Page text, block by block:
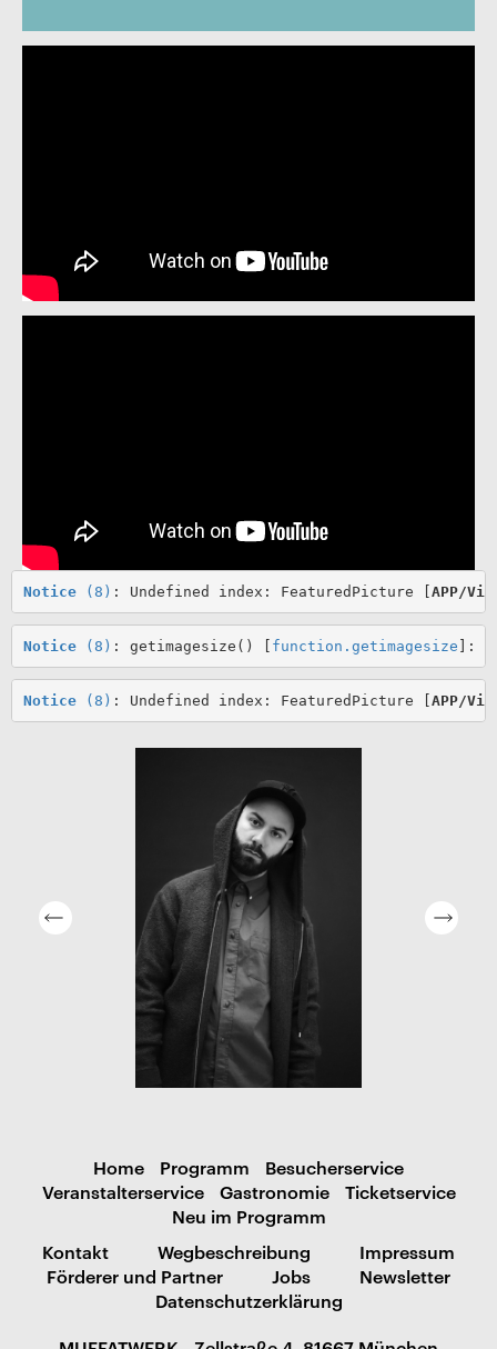
Notice (8) : Undefined index: FeaturedPicture [APP/
Notice (8) : getimagesize() [ function.getimagesize ]:
Notice (8) : Undefined index: FeaturedPicture [APP/
Home Programm
Besucherservice
Veranstalterservice
Gastronomie
Ticketservice
Neu im Programm
Kontakt
Wegbeschreibung
Impressum
Förderer und Partner
Jobs
Newsletter
Datenschutzerklärung